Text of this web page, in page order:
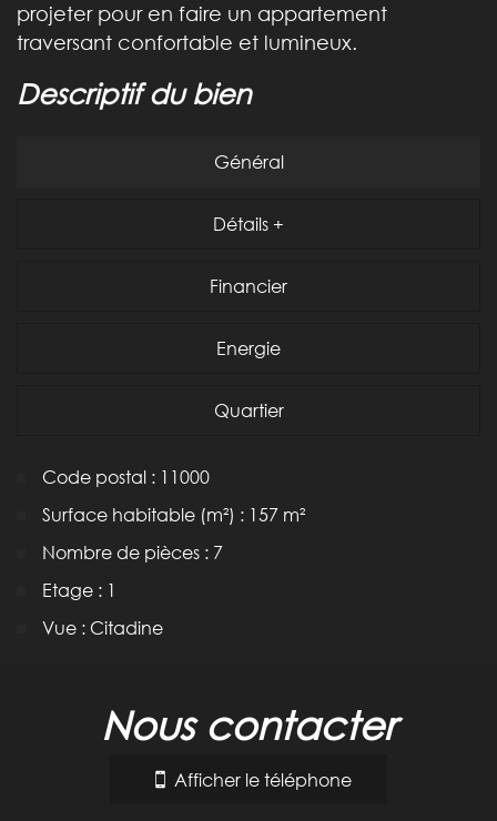
projeter pour en faire un appartement
traversant confortable et lumineux.
descriptif du bien
Général
Détails +
Financier
Energie
Quartier
Code postal : 11000
Surface habitable (m²) : 157 m²
Nombre de pièces : 7
Etage : 1
Vue : Citadine
nous contacter
Afficher le téléphone